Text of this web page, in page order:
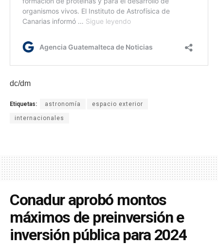
dc/dm
Etiquetas: astronomía espacio exterior
internacionales
Conadur aprobó montos
máximos de preinversión e
inversión pública para 2024